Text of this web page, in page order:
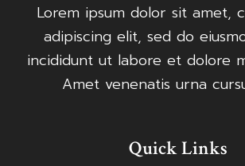
Lorem ipsum dolor sit amet,
adipiscing elit, sed do
incididunt ut labore et dolore
Amet venenatis urna
Quick Links